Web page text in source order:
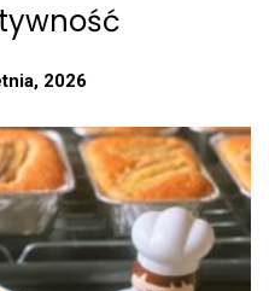
2026